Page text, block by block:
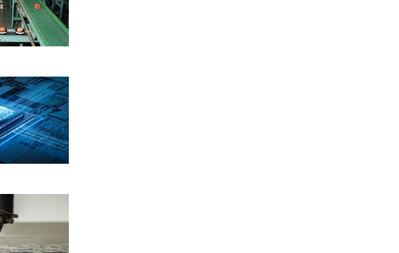
〒920-0054 石川県金沢市若宮2-232 TEL 076-263-8111 FAX 076-262-2210